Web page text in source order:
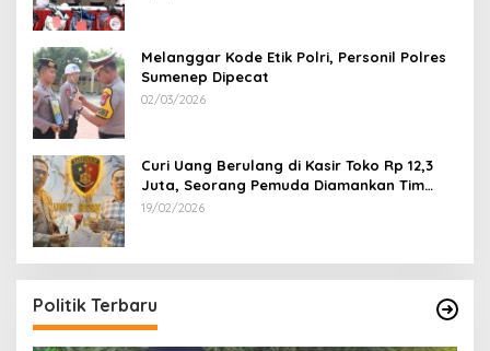
Melanggar Kode Etik Polri, Personil Polres
Sumenep Dipecat
02/03/2026
Curi Uang Berulang di Kasir Toko Rp 12,3
Juta, Seorang Pemuda Diamankan Tim
Reskrim Polsek Lenteng Sumenep
19/02/2026
Politik Terbaru